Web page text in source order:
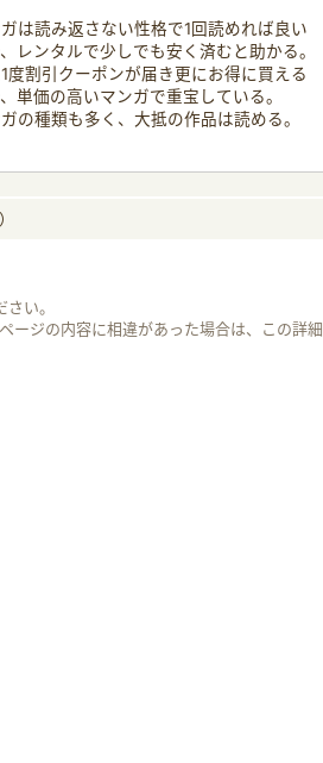
は読み返さない性格で1回読めれば良い
レンタルで少しでも安く済むと助かる。
度割引クーポンが届き更にお得に買える
単価の高いマンガで重宝している。
の種類も多く、大抵の作品は読める。
い。
ージの内容に相違があった場合は、この詳細